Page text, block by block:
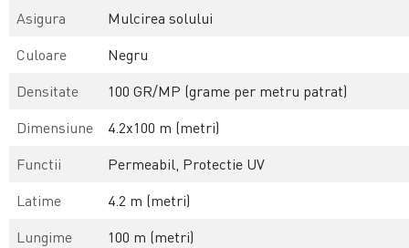
Asigura
Mulcirea solului
Culoare
Negru
Densitate
100 GR/MP (grame per metru patrat)
Dimensiune
4.2x100 m (metri)
Functii
Permeabil, Protectie UV
Latime
4.2 m (metri)
Lungime
100 m (metri)